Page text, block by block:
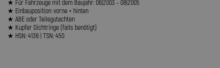
★ Für Fahrzeuge mit dem Baujahr: 06|2003 - 08|2005
★ Einbauposition: vorne + hinten
★ ABE oder Teilegutachten
★ Kupfer Dichtringe (falls benötigt)
★ HSN: 4136 | TSN: 450